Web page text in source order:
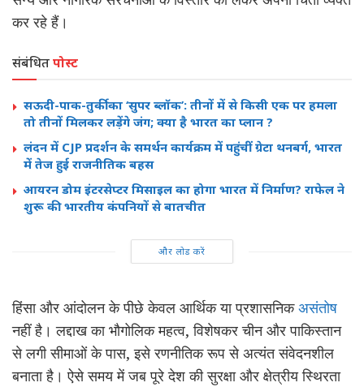
कर रहे हैं।
संबंधितपोस्ट
सऊदी-पाक-तुर्की का ‘सुपर ब्लॉक’: तीनों में से किसी एक पर हमला
तो तीनों मिलकर लड़ेंगे जंग; क्या है भारत का प्लान ?
लंदन में CJP प्रदर्शन के समर्थन कार्यक्रम में पहुंचीं ग्रेटा थनबर्ग, भारत
में तेज हुई राजनीतिक बहस
आयरन डोम इंटरसेप्टर मिसाइल का होगा भारत में निर्माण? राफेल ने
शुरू की भारतीय कंपनियों से बातचीत
और लोड करें
हिंसा और आंदोलन के पीछे केवल आर्थिक या प्रशासनिकअसंतोष
नहीं है। लद्दाख का भौगोलिक महत्व, विशेषकर चीन और पाकिस्तान
से लगी सीमाओं के पास, इसे रणनीतिक रूप से अत्यंत संवेदनशील
बनाता है। ऐसे समय में जब पूरे देश की सुरक्षा और क्षेत्रीय स्थिरता